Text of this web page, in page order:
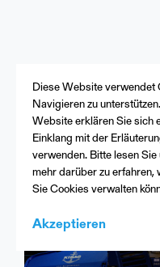
Etappe 1
Diese Website verwendet
Navigieren zu
Website erklären Sie sich
Einklang mit der
verwenden. Bitte lesen
mehr darüber zu erfahren,
Sie Cookies verwalten
Akzeptieren